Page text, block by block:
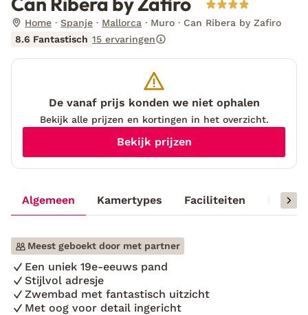
Home Spanje Mallorca Muro
Can Ribera by Zafiro
8.6 Fantastisch 15 ervaringen
Algemeen Kamertypes Faciliteiten
Meest geboekt door met partner
Een uniek 19e-eeuws pand
Stijlvol adresje
Zwembad met fantastisch uitzicht
Met oog voor detail ingericht
De vanaf prijs konden we niet ophalen
Bekijk alle prijzen en kortingen in het overzicht.
Bekijk prijzen